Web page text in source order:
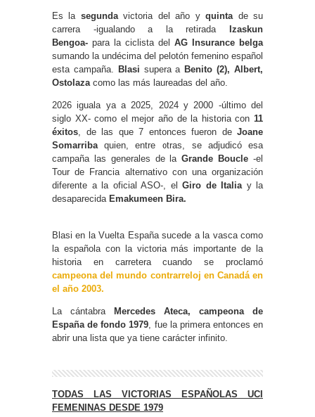
Es la segundavictoria del año yquinta de su
carrera -igualando a la retirada
Izaskun
Bengoa- para la ciclista del AG Insurance belga
sumando la undécima del pelotón femenino español
esta campaña.
Blasi supera a Benito (2),Albert,
Ostolaza como las más laureadas del año.
2026 iguala ya a 2025, 2024 y 2000 -último del
siglo XX- como el mejor año de la historia con 11
éxitos , de las que 7 entonces fueron de Joane
Somarriba quien, entre otras, se adjudicó esa
campaña las generales de laGrande Boucle -el
Tour de Francia alternativo con una organización
diferente a la oficial ASO-, el Giro de Italia y la
desaparecida Emakumeen Bira.
Blasi en la Vuelta España sucede a la vasca como
la española con la victoria más importante de la
historia en carretera cuando se proclamó
campeona del mundo contrarreloj en Canadá en
el año 2003.
La cántabra
Mercedes Ateca, campeona de
España de fondo 1979 , fue la primera entonces en
abrir una lista que ya tiene carácter infinito.
TODAS LAS VICTORIAS ESPAÑOLAS UCI
FEMENINAS DESDE 1979